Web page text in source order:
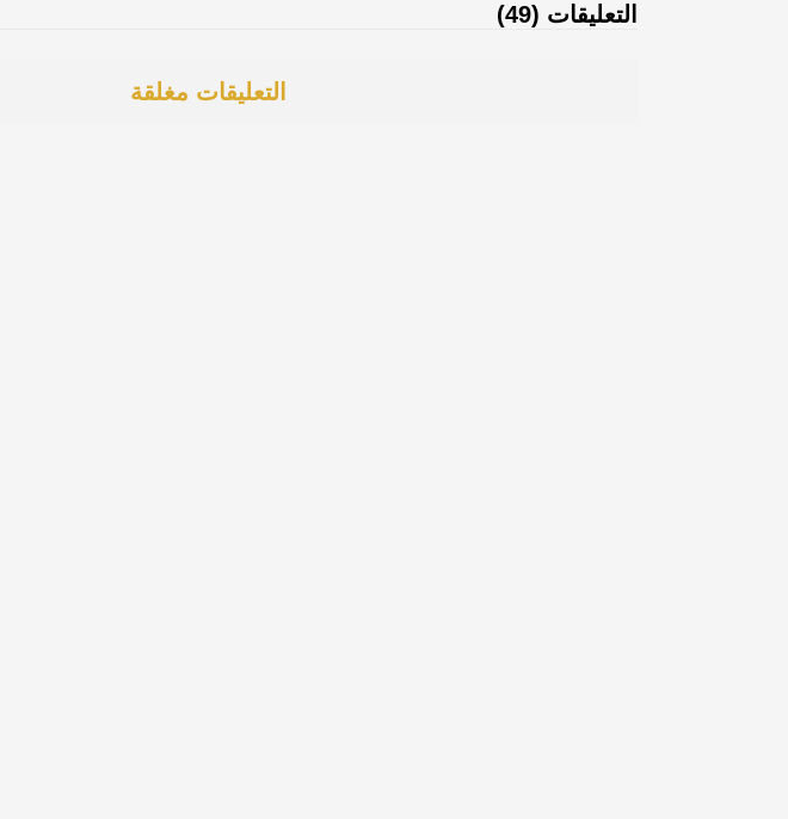
التعليقات (49)
التعليقات مغلقة